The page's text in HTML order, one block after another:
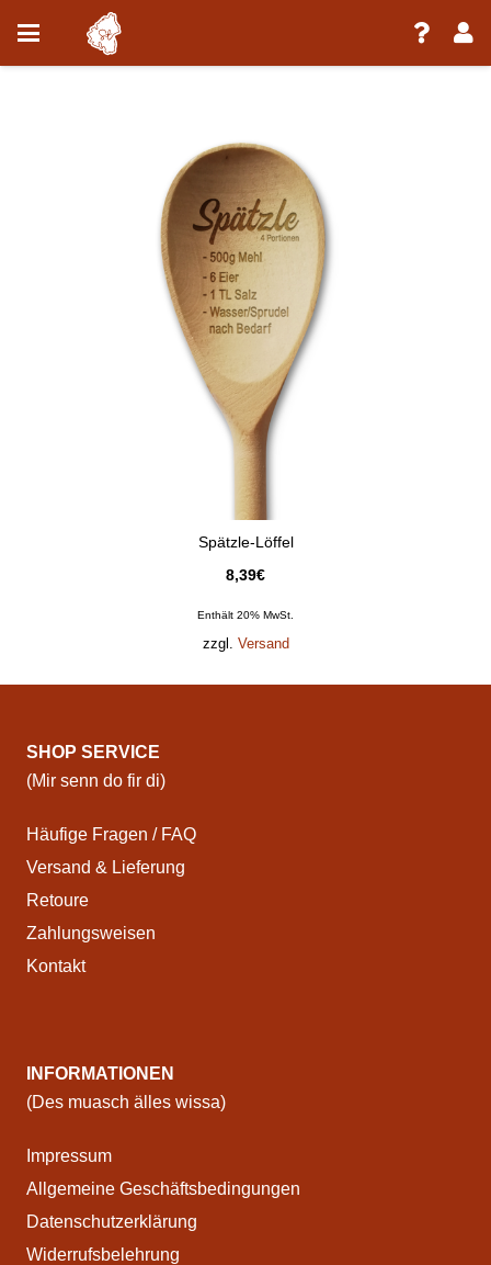
Spätzle-Löffel
8,39€
Enthält 20% MwSt.
zzgl. Versand
SHOP SERVICE
(Mir senn do fir di)
Häufige Fragen / FAQ
Versand & Lieferung
Retoure
Zahlungsweisen
Kontakt
INFORMATIONEN
(Des muasch älles wissa)
Impressum
Allgemeine Geschäftsbedingungen
Datenschutzerklärung
Widerrufsbelehrung